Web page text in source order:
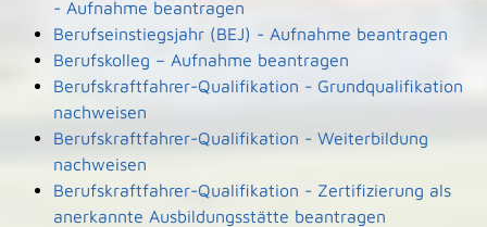
- Aufnahme beantragen
Berufseinstiegsjahr (BEJ) - Aufnahme beantragen
Berufskolleg – Aufnahme beantragen
Berufskraftfahrer-Qualifikation - Grundqualifikation
nachweisen
Berufskraftfahrer-Qualifikation - Weiterbildung
nachweisen
Berufskraftfahrer-Qualifikation - Zertifizierung als
anerkannte Ausbildungsstätte beantragen